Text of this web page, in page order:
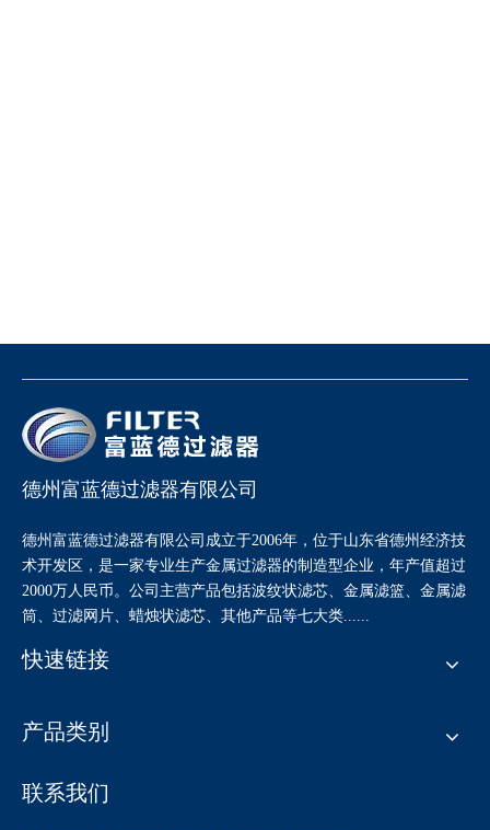
德州富蓝德过滤器有限公司
德州富蓝德过滤器有限公司成立于2006年，位于山东省德州经济技
术开发区，是一家专业生产金属过滤器的制造型企业，年产值超过
2000万人民币。公司主营产品包括波纹状滤芯、金属滤篮、金属滤
筒、过滤网片、蜡烛状滤芯、其他产品等七大类......
快速链接
产品类别
联系我们